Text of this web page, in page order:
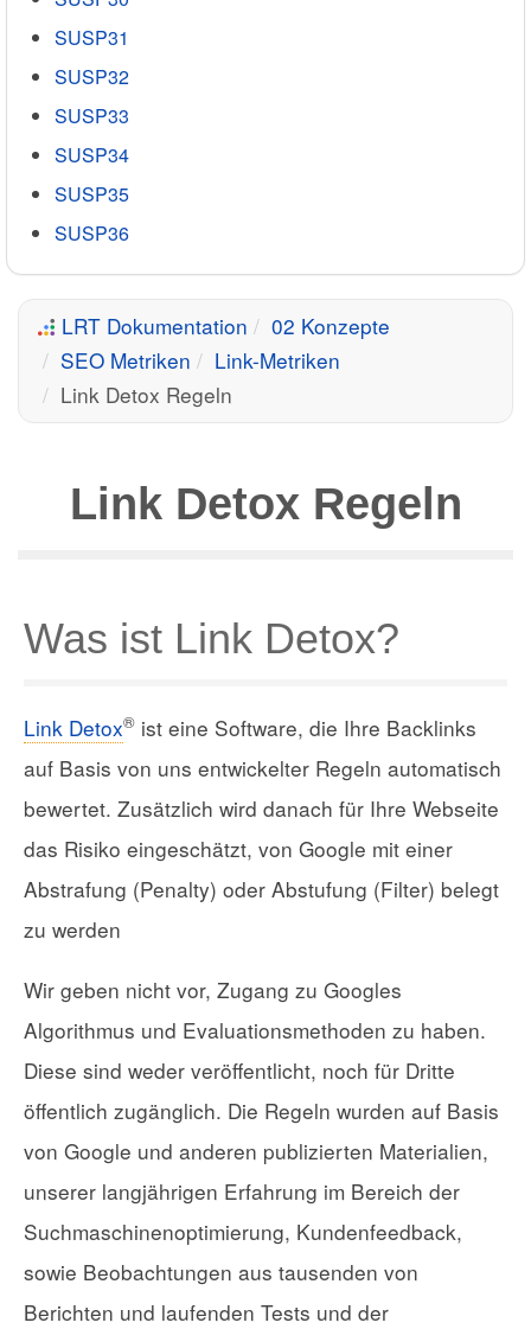
SUSP31
SUSP32
SUSP33
SUSP34
SUSP35
SUSP36
LRT Dokumentation
02 Konzepte
SEO Metriken
Link-Metriken
Link Detox Regeln
Link Detox Regeln
Was ist Link Detox?
Link Detox® ist eine Software, die Ihre Backlinks
auf Basis von uns entwickelter Regeln automatisch
bewertet. Zusätzlich wird danach für Ihre Webseite
das Risiko eingeschätzt, von Google mit einer
Abstrafung (Penalty) oder Abstufung (Filter) belegt
zu werden
Wir geben nicht vor, Zugang zu Googles
Algorithmus und Evaluationsmethoden zu haben.
Diese sind weder veröffentlicht, noch für Dritte
öffentlich zugänglich. Die Regeln wurden auf Basis
von Google und anderen publizierten Materialien,
unserer langjährigen Erfahrung im Bereich der
Suchmaschinenoptimierung, Kundenfeedback,
sowie Beobachtungen aus tausenden von
Berichten und laufenden Tests und der